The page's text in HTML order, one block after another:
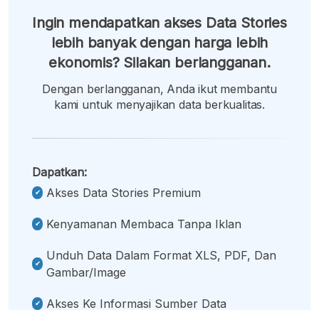
Ingin mendapatkan akses Data Stories
lebih banyak dengan harga lebih
ekonomis? Silakan berlangganan.
Dengan berlangganan, Anda ikut membantu
kami untuk menyajikan data berkualitas.
Dapatkan:
Akses Data Stories Premium
Kenyamanan Membaca Tanpa Iklan
Unduh Data Dalam Format XLS, PDF, Dan
Gambar/image
Akses Ke Informasi Sumber Data